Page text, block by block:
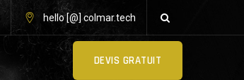
hello [@] colmar.tech
DEVIS GRATUIT